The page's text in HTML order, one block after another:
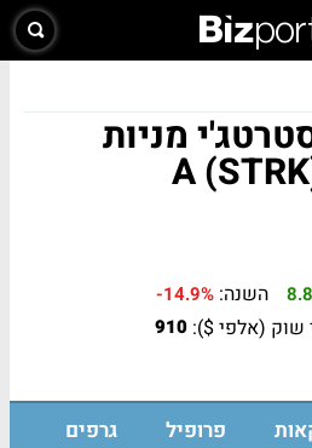
מניות
השנה: -14.9%
שוק (אלפי $): 910
פרופיל גרפים